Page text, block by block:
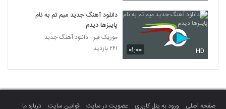
5749
دانلود آهنگ فرزاد بختیاری شیدایی
۲۴۲ بازدید
موزیک زیبای هستم تا هستی از امیر اشکان
۸۳۲ بازدید
5751
دانلود آهنگ امیر راد شبگرد
۰۱:۰۰ HD
دانلود آهنگ جدید میم تم به نام
پاییزها دیدم
موزیک قیر - دانلود آهنگ جدبد
۲۶۱ بازدید
صفحه اصلی ورود به پنل کاربری عضویت در سایت قوانین سایت درباره ما